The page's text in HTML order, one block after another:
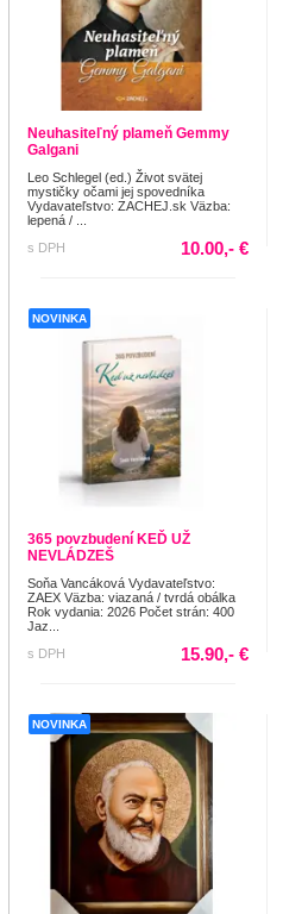
Neuhasiteľný plameň Gemmy
Galgani
Leo Schlegel (ed.) Život svätej
mystičky očami jej spovedníka
Vydavateľstvo: ZACHEJ.sk Väzba:
lepená / ...
s DPH
10.00,- €
NOVINKA
365 povzbudení KEĎ UŽ
NEVLÁDZEŠ
Soňa Vancáková Vydavateľstvo:
ZAEX Väzba: viazaná / tvrdá obálka
Rok vydania: 2026 Počet strán: 400
Jaz...
s DPH
15.90,- €
NOVINKA